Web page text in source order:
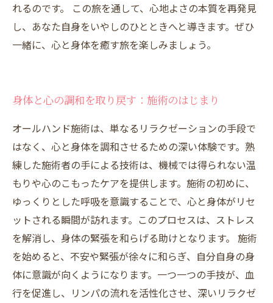
れるのです。 この旅を通して、心地よさの本質を再発見
し、あなた自身をいやしのひとときへと導きます。ぜひ
一緒に、心と身体を癒す旅を楽しみましょう。
身体と心の調和を取り戻す：施術のはじまり
オールハンド施術は、単なるリラクゼーションの手段で
はなく、心と身体を調和させるための深い体験です。熟
練した施術者の手による技術は、機械では得られない温
もりや心のこもったケアを提供します。施術の初めに、
ゆっくりとした呼吸を意識することで、心と身体がリセ
ットされる瞬間が訪れます。このプロセスは、ストレス
を解消し、身体の緊張を和らげる助けとなります。 施術
を始めると、不安や緊張が徐々に和らぎ、自分自身の身
体に意識が向くようになります。一つ一つの手技が、血
行を促進し、リンパの流れを活性化させ、深いリラクゼ